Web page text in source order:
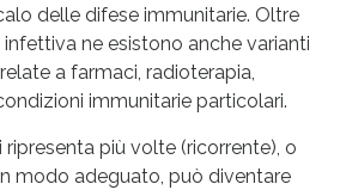
delle difese immunitarie. Oltre
ne esistono anche varianti
a farmaci, radioterapia,
immunitarie particolari.
più volte (ricorrente), o
modo adeguato, può diventare